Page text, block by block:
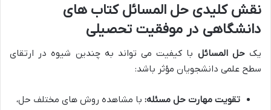
نقش کلیدی حل المسائل کتاب های
دانشگاهی در موفقیت تحصیلی
یکحل المسائل با کیفیت می تواند به چندین شیوه در ارتقای
سطح علمی دانشجویان مؤثر باشد:
تقویت مهارت حل مسئله: با مشاهده روش های مختلف حل،